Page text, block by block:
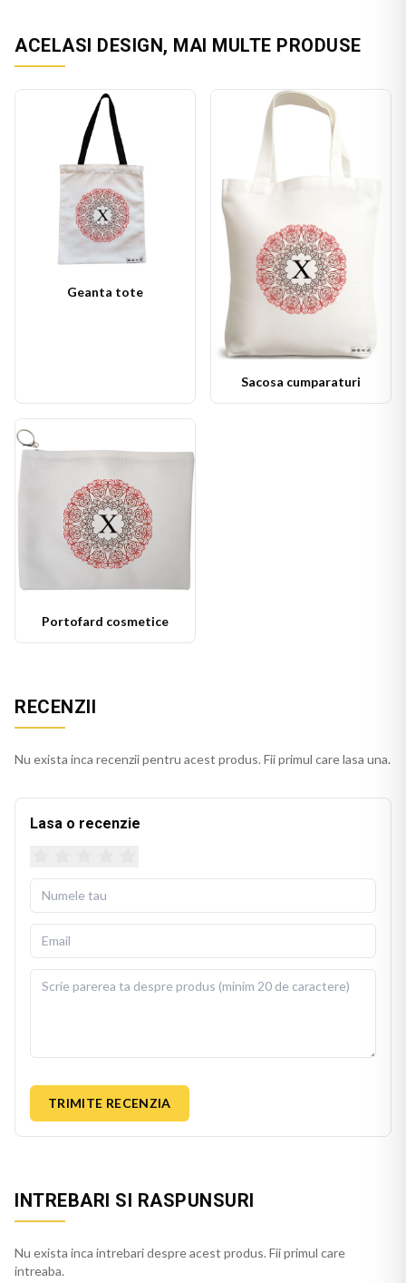
ACELASI DESIGN, MAI MULTE PRODUSE
Geanta tote
Sacosa cumparaturi
Portofard cosmetice
RECENZII
Nu exista inca recenzii pentru acest produs. Fii primul care lasa una.
Lasa o recenzie
TRIMITE RECENZIA
INTREBARI SI RASPUNSURI
Nu exista inca intrebari despre acest produs. Fii primul care
intreaba.